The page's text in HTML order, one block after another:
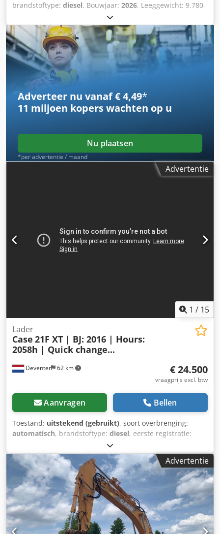
brandstoftype: diesel, Bouwjaar: 2026, Leeggewicht: 9.780
kg Neem contact op met KEY-TEC Sales voor meer
informatie. Dedszrrw Aspfx Abhsck
Adverteer nu vanaf € 4,49*
11 miljoen koperswachten op u
Nu plaatsen
*per advertentie / maand
Advertentie
1 / 15
Deventer 62 km
Lader
Case 21F XT | BJ: 2016 | Hours:
2058h | Quick change...
€ 24.500
vraagprijs excl. btw
Aanvragen Bellen
Toestand: uitstekend (gebruikt), soort overbrenging:
automatisch, brandstoftype: diesel, eerste registratie:
, bedrijfsturen:
cabine, = Verdere opties en accessoires = - Afgesloten
cabine - Radio/cd-speler = Opmerkingen = CASE 21F XT
wiellader, bouwjaar 2016, met slechts 2.058 draaiuren.
Deze compacte en krachtige wiellader komt uit Duitsland
en verkeert in een goede, onderhouden staat. De machine
is direct inzetbaar en is ideaal voor grondwerk, landbouw,
recycling, bestratingswerkzaamheden en werkzaamheden
op het bedrijfsterrein. De machine is uitgerust met een
Advertentie